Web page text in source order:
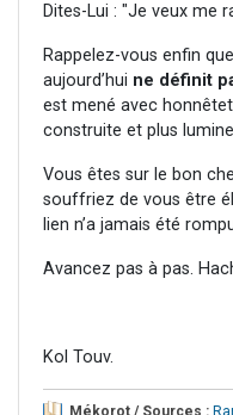
Dites-Lui : "Je veux me
Rappelez-vous enfin
aujourd’hui ne définit
est mené avec
construite et plus
Vous êtes sur le bon
souffriez de vous être
lien n’a jamais été
Avancez pas à pas.
Kol Touv.